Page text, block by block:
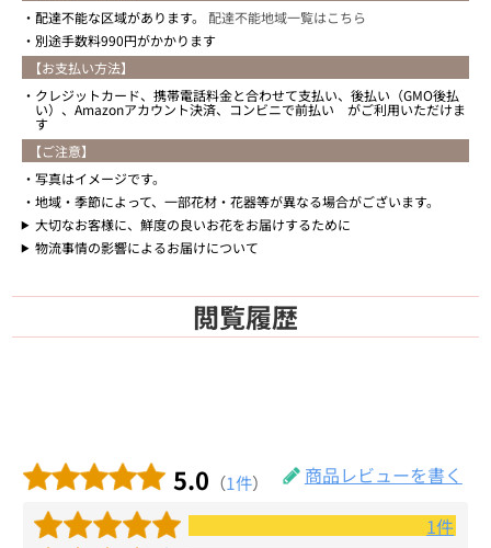
配達不能な区域があります。 配達不能地域一覧はこちら
別途手数料990円がかかります
【お支払い方法】
クレジットカード、携帯電話料金と合わせて支払い、後払い（GMO後払
い）、Amazonアカウント決済、コンビニで前払い がご利用いただけま
す
【ご注意】
写真はイメージです。
地域・季節によって、一部花材・花器等が異なる場合がございます。
大切なお客様に、鮮度の良いお花をお届けするために
物流事情の影響によるお届けについて
閲覧履歴
5.0 （1件）
商品レビューを書く
1件